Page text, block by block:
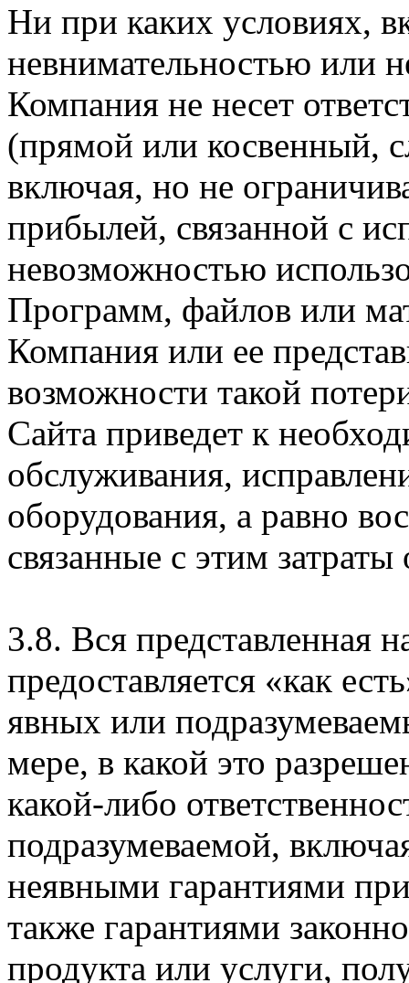
Ни при каких условиях,
невнимательностью или
Компания не несет
(прямой или косвенный,
включая, но не
прибылей, связанной с
невозможностью
Программ, файлов или
Компания или ее
возможности такой
Сайта приведет к
обслуживания,
оборудования, а равно
связанные с этим
3.8. Вся представленная
предоставляется «как
явных или
мере, в какой это
какой-либо
подразумеваемой,
неявными гарантиями
также гарантиями
продукта или услуги,